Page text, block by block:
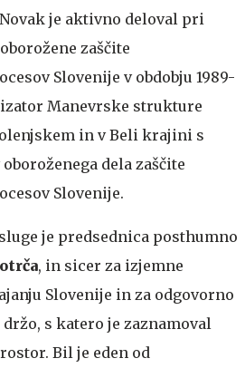
je aktivno deloval pri
zaščite
Slovenije v obdobju 1989-
Manevrske strukture
in v Beli krajini s
dela zaščite
Slovenije.
je predsednica posthumno
, in sicer za izjemne
Slovenije in za odgovorno
s katero je zaznamoval
Bil je eden od